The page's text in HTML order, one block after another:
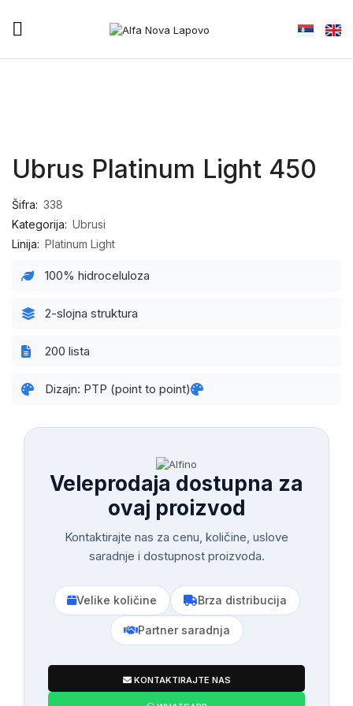
Ubrus Platinum Light 450
Šifra: 338
Kategorija: Ubrusi
Linija: Platinum Light
100% hidroceluloza
2-slojna struktura
200 lista
Dizajn: PTP (point to point)
Veleprodaja dostupna za
ovaj proizvod
Kontaktirajte nas za cenu, količine, uslove
saradnje i dostupnost proizvoda.
Velike količine Brza distribucija
Partner saradnja
KONTAKTIRAJTE NAS